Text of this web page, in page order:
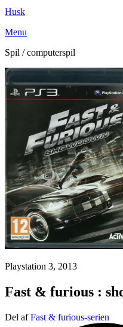
Husk
Menu
Spil / computerspil
Playstation 3, 2013
Fast & furious :
Del afFast & furious-serien